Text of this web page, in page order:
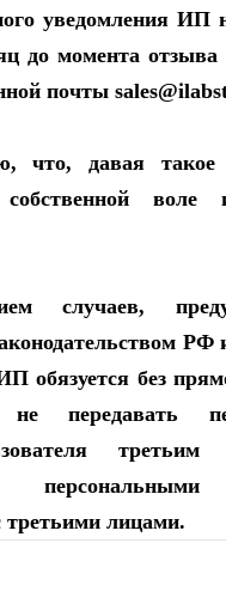
уведомления ИП
до момента отзыва
почты
что, давая такое
случаев,
РФ
обязуется без
не передавать
третьими лицами.